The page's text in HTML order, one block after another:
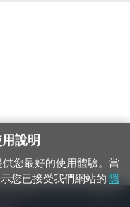
發現軌道、平交道、橋樑及隧
說明
您最好的使用體驗。當
您已接受我們網站的 隱